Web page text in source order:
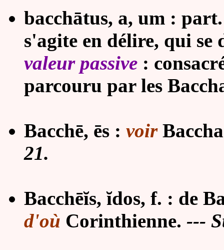
bacchātus, a, um :
s'agite en délire, qui
valeur passive :
parcouru par les
Bacchē, ēs : voir Baccha
21.
Bacchēĭs, ĭdos, f. : de
d'où Corinthienne. ---